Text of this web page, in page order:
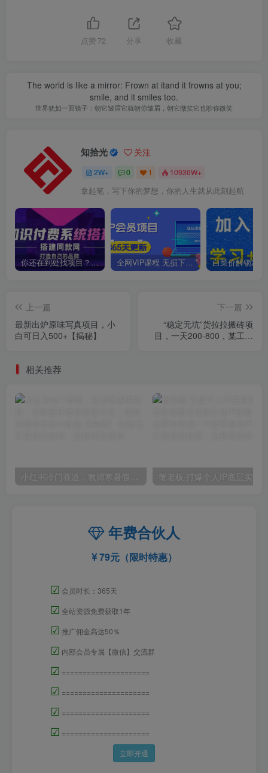
点赞 72 分享 收藏
The world is like a mirror: Frown at itand it frowns at you;
smile, and it smiles too.
世界犹如一面镜子：朝它皱眉它就朝你皱眉，朝它微笑它也吵你微笑
知拾光 关注
2W+ 0 1 10936W+
拿起笔，写下你的梦想，你的人生就从此刻起航
你还在到处找项目？还在当韭菜？我靠卖项目一个月收入5万+，曾经我也是个失败者。 全网VIP课程 无损下载~
上一篇
最新出炉原味写真项目，小
白可日入500+【揭秘】
下一篇
“稳定无坑”货拉拉搬砖项
目，一天200-800，某工作
相关推荐
小红书冷门赛道，教师寒暑假项目，多种连环套的变现方式，还能矩阵操作放大收益【揭秘】
年费合伙人
79元（限时特惠）
☑ 会员时长：365天
☑ 全站资源免费获取1年
☑ 推广佣金高达50％
☑ 内部会员专属【微信】交流群
☑ =====================
☑ =====================
☑ =====================
☑ =====================
立即开通